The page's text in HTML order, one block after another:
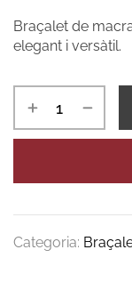
Braçalet de
elegant i versàtil.
Categoria: